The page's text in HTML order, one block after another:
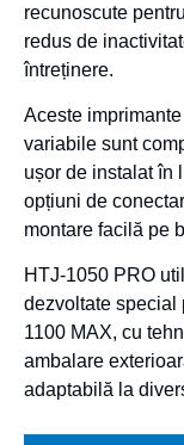
recunoscute
redus de
întreținere.
Aceste
variabile sunt
ușor de instalat în
opțiuni de
montare facilă pe
HTJ-1050 PRO
dezvoltate special
1100 MAX, cu
ambalare
adaptabilă la